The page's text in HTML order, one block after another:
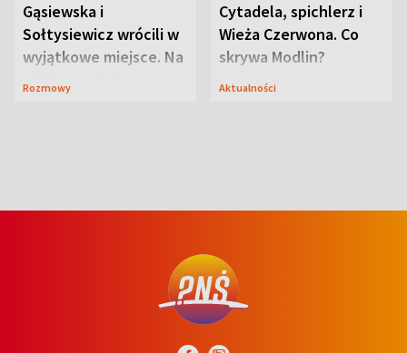
Gąsiewska i
Sołtysiewicz wrócili w
wyjątkowe miejsce. Na
szlaku czekał
Rozmowy
Cytadela, spichlerz i
Wieża Czerwona. Co
skrywa Modlin?
Aktualności